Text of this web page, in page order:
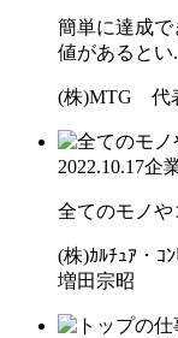
簡単に達成
値があるとい
(株)MTG 代
2022.10.17企
全てのモノ
(株)ｶﾙﾁｭｱ・
増田宗昭